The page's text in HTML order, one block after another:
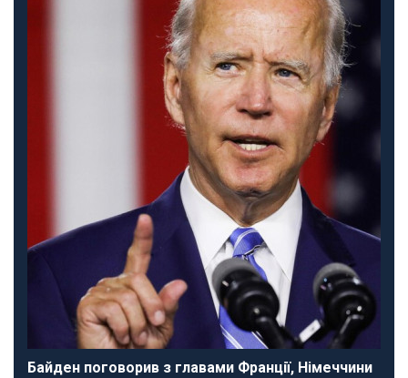
Байден поговорив з главами Франції, Німеччини